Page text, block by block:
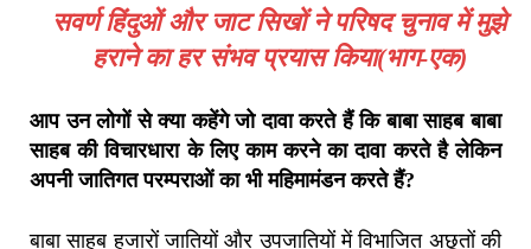
सवर्ण हिंदुओं और जाट सिखों ने परिषद चुनाव में मुझे
हराने का हर संभव प्रयास किया(भाग-एक)
आप उन लोगों से क्या कहेंगे जो दावा करते हैं कि बाबा साहब बाबा
साहब की विचारधारा के लिए काम करने का दावा करते है लेकिन
अपनी जातिगत परम्पराओं का भी महिमामंडन करते हैं?
बाबा साहब हजारों जातियों और उपजातियों में विभाजित अछूतों की